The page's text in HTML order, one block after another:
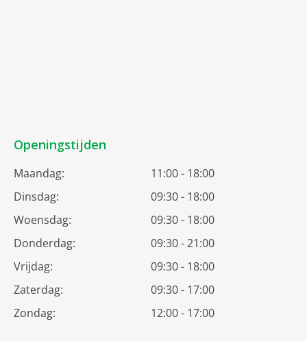
Openingstijden
Maandag:
11:00 - 18:00
Dinsdag:
09:30 - 18:00
Woensdag:
09:30 - 18:00
Donderdag:
09:30 - 21:00
Vrijdag:
09:30 - 18:00
Zaterdag:
09:30 - 17:00
Zondag:
12:00 - 17:00